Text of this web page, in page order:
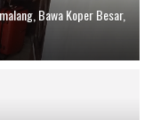
Bawa Koper Besar,